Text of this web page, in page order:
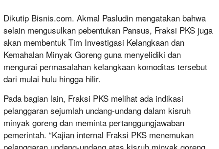
Dikutip Bisnis.com. Akmal Pasludin mengatakan bahwa
selain mengusulkan pebentukan Pansus, Fraksi PKS juga
akan membentuk Tim Investigasi Kelangkaan dan
Kemahalan Minyak Goreng guna menyelidiki dan
mengurai permasalahan kelangkaan komoditas tersebut
dari mulai hulu hingga hilir.
Pada bagian lain, Fraksi PKS melihat ada indikasi
pelanggaran sejumlah undang-undang dalam kisruh
minyak goreng dan meminta pertanggungjawaban
pemerintah. “Kajian internal Fraksi PKS menemukan